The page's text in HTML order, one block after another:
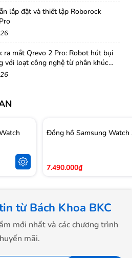
chỉ một lần sạc
mà chắc chắn hiếm có chiếc
cấp được. Nếu hết pin, nó
để nghỉ ngơi, nạp lại năng
lắp đặt và thiết lập Roborock
ra mắt Qrevo 2 Pro: Robot hút bụi
với loạt công nghệ từ phân khúc
Đồng hồ Samsung Watch
7.490.000₫
từ Bách Khoa BKC
mới nhất và các chương trình
mãi.